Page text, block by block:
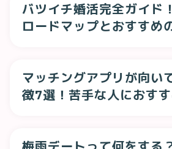
バツイチ婚活完全ガイド
ロードマップとおすすめ
マッチングアプリが向い
徴7選！苦手な人におす